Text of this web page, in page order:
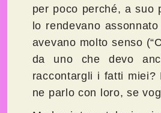
per poco perché, a suo
lo rendevano
avevano molto senso
da uno che devo
raccontargli i fatti
ne parlo con loro, se